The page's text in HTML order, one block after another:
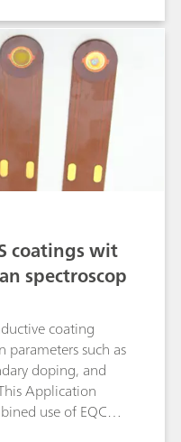
alors que la
d'impédance
coatings wit
spectroscop
coating
such as
doping, and
Application
use of EQCM-